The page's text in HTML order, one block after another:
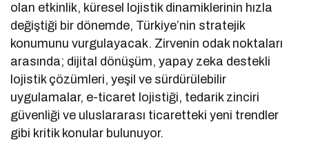
olan etkinlik, küresel lojistik dinamiklerinin hızla
değiştiği bir dönemde, Türkiye’nin stratejik
konumunu vurgulayacak. Zirvenin odak noktaları
arasında; dijital dönüşüm, yapay zeka destekli
lojistik çözümleri, yeşil ve sürdürülebilir
uygulamalar, e-ticaret lojistiği, tedarik zinciri
güvenliği ve uluslararası ticaretteki yeni trendler
gibi kritik konular bulunuyor.